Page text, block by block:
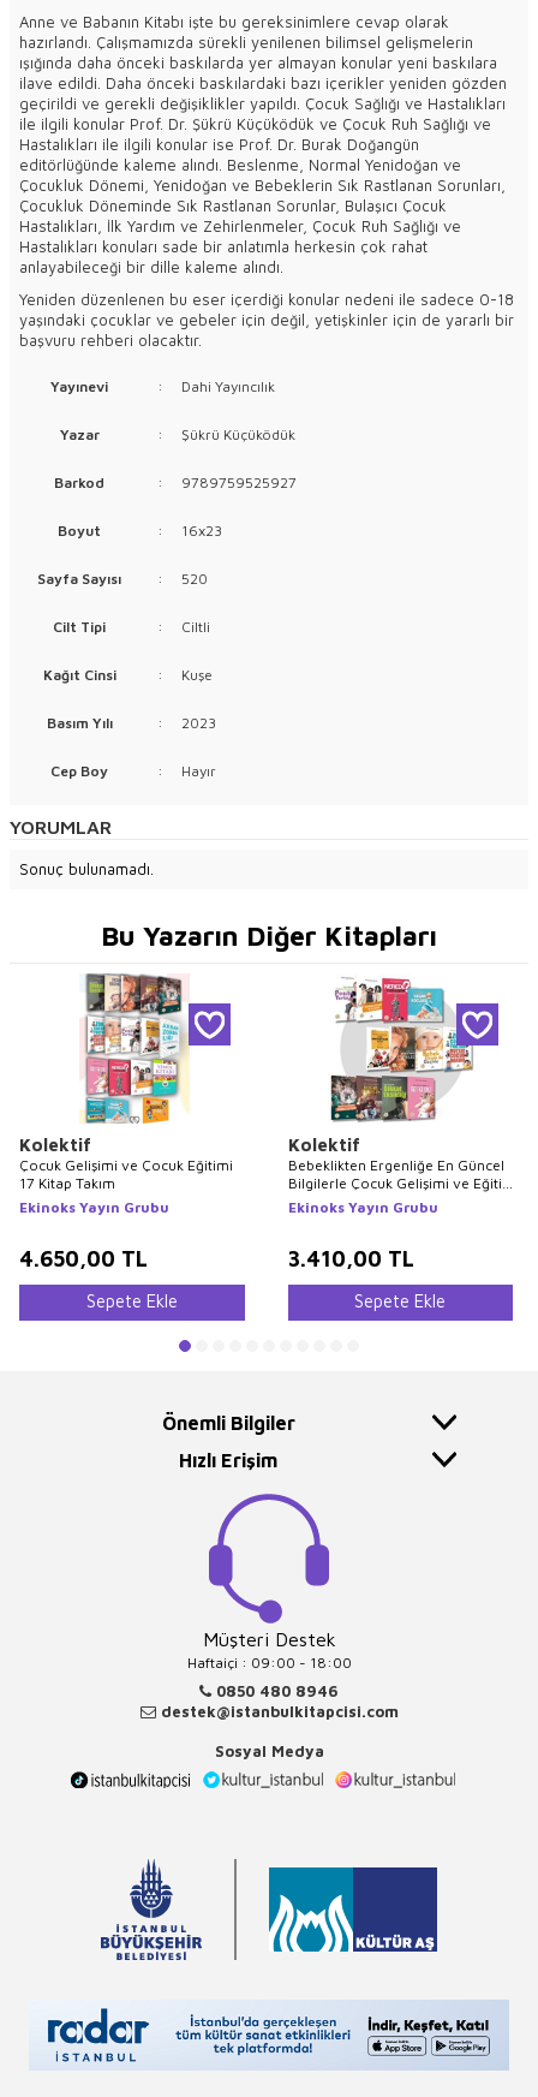
Anne ve Babanın Kitabı işte bu gereksinimlere cevap olarak
hazırlandı. Çalışmamızda sürekli yenilenen bilimsel gelişmelerin
ışığında daha önceki baskılarda yer almayan konular yeni baskılara
ilave edildi. Daha önceki baskılardaki bazı içerikler yeniden gözden
geçirildi ve gerekli değişiklikler yapıldı. Çocuk Sağlığı ve Hastalıkları
ile ilgili konular Prof. Dr. Şükrü Küçüködük ve Çocuk Ruh Sağlığı ve
Hastalıkları ile ilgili konular ise Prof. Dr. Burak Doğangün
editörlüğünde kaleme alındı. Beslenme, Normal Yenidoğan ve
Çocukluk Dönemi, Yenidoğan ve Bebeklerin Sık Rastlanan Sorunları,
Çocukluk Döneminde Sık Rastlanan Sorunlar, Bulaşıcı Çocuk
Hastalıkları, İlk Yardım ve Zehirlenmeler, Çocuk Ruh Sağlığı ve
Hastalıkları konuları sade bir anlatımla herkesin çok rahat
anlayabileceği bir dille kaleme alındı.
Yeniden düzenlenen bu eser içerdiği konular nedeni ile sadece 0-18
yaşındaki çocuklar ve gebeler için değil, yetişkinler için de yararlı bir
başvuru rehberi olacaktır.
Yayınevi : Dahi Yayıncılık
Yazar : Şükrü Küçüködük
Barkod : 9789759525927
Boyut : 16x23
Sayfa Sayısı : 520
Cilt Tipi : Ciltli
Kağıt Cinsi : Kuşe
Basım Yılı : 2023
Cep Boy : Hayır
YORUMLAR
Sonuç bulunamadı.
Bu Yazarın Diğer Kitapları
Kolektif
Çocuk Gelişimi ve Çocuk Eğitimi
17 Kitap Takım
Ekinoks Yayın Grubu
4.650,00 TL
Sepete Ekle
Kolektif
Bebeklikten Ergenliğe En Güncel
Bilgilerle Çocuk Gelişimi ve Eğitimi
Seti 12 Kitap
Ekinoks Yayın Grubu
3.410,00 TL
Sepete Ekle
Önemli Bilgiler
Hızlı Erişim
Müşteri Destek
Haftaiçi : 09:00 - 18:00
0850 480 8946
destek@istanbulkitapcisi.com
Sosyal Medya